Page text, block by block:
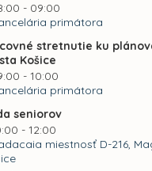
- 09:00
primátora
stretnutie ku
Košice
- 10:00
primátora
seniorov
- 12:00
miestnosť D-216,